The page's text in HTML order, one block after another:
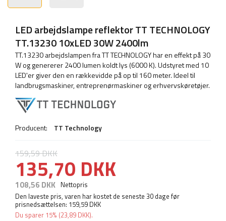
LED arbejdslampe reflektor TT TECHNOLOGY
TT.13230 10xLED 30W 2400lm
TT.13230 arbejdslampen fra TT TECHNOLOGY har en effekt på 30
W og genererer 2400 lumen koldt lys (6000 K). Udstyret med 10
LED'er giver den en rækkevidde på op til 160 meter. Ideel til
landbrugsmaskiner, entreprenørmaskiner og erhvervskøretøjer.
Producent: TT Technology
159,59 DKK
135,70 DKK
108,56 DKK Nettopris
Den laveste pris, varen har kostet de seneste 30 dage før
prisnedsættelsen: 159,59 DKK
Du sparer 15% (23,89 DKK).